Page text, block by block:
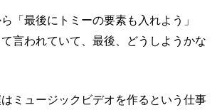
「最後にトミーの要素も入れよう」
て言われていて、最後、どうしようかな
ミュージックビデオを作るという仕事